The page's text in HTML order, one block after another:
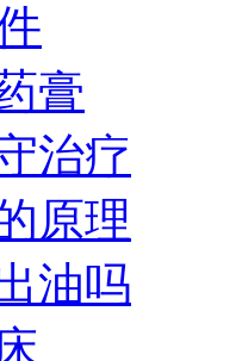
膏
治疗
原理
油吗